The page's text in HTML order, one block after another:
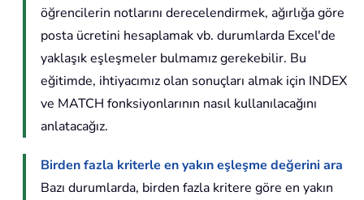
öğrencilerin notlarını derecelendirmek, ağırlığa göre
posta ücretini hesaplamak vb. durumlarda Excel'de
yaklaşık eşleşmeler bulmamız gerekebilir. Bu
eğitimde, ihtiyacımız olan sonuçları almak için INDEX
ve MATCH fonksiyonlarının nasıl kullanılacağını
anlatacağız.
Birden fazla kriterle en yakın eşleşme değerini ara
Bazı durumlarda, birden fazla kritere göre en yakın